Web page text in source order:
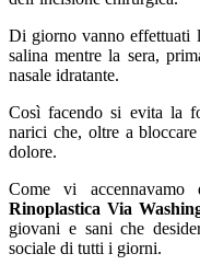
Di giorno vanno effettuati
salina mentre la sera,
nasale idratante.
Così facendo si evita la
narici che, oltre a
dolore.
Come vi
Rinoplastica Via
giovani e sani che
sociale di tutti i giorni.